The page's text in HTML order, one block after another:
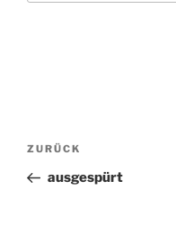
Beitragsnavigation
Vorheriger
Beitrag
ZURÜCK
ausgespürt